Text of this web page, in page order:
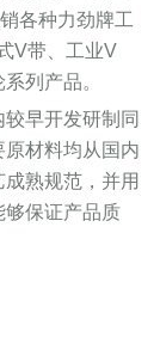
各种力劲牌工
V带、工业V
列产品。
早开发研制同
材料均从国内
熟规范，并用
够保证产品质